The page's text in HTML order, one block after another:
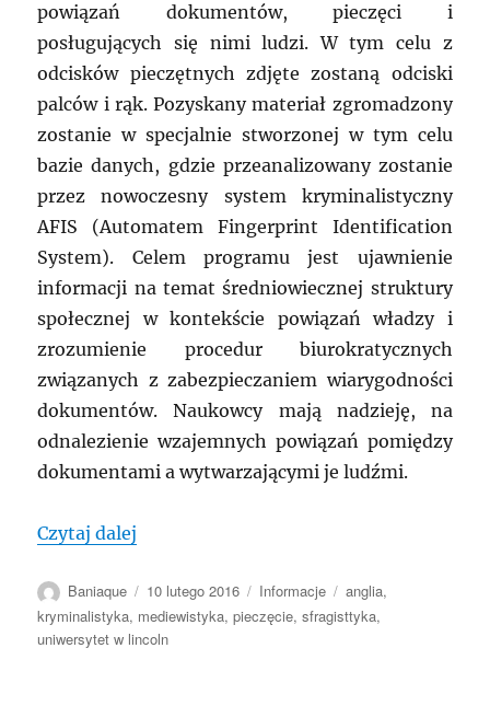
powiązań dokumentów, pieczęci i
posługujących się nimi ludzi. W tym celu z
odcisków pieczętnych zdjęte zostaną odciski
palców i rąk. Pozyskany materiał zgromadzony
zostanie w specjalnie stworzonej w tym celu
bazie danych, gdzie przeanalizowany zostanie
przez nowoczesny system kryminalistyczny
AFIS (Automatem Fingerprint Identification
System). Celem programu jest ujawnienie
informacji na temat średniowiecznej struktury
społecznej w kontekście powiązań władzy i
zrozumienie procedur biurokratycznych
związanych z zabezpieczaniem wiarygodności
dokumentów. Naukowcy mają nadzieję, na
odnalezienie wzajemnych powiązań pomiędzy
dokumentami a wytwarzającymi je ludźmi.
Czytaj dalej
Autor
Baniaque
Data
publikacji
10 lutego 2016 Kategorie
Informacje Tagi
anglia,
kryminalistyka, mediewistyka,pieczęcie,sfragisttyka,
uniwersytet w lincoln